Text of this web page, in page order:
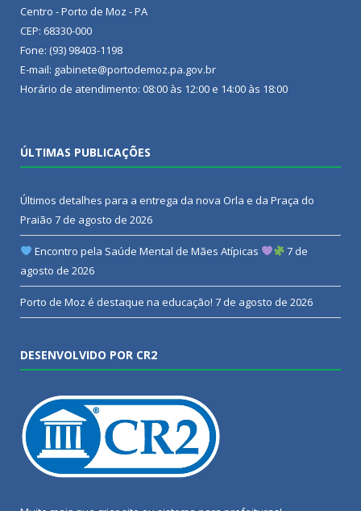
Centro - Porto de Moz - PA
CEP: 68330-000
Fone: (93) 98403-1198
E-mail: gabinete@portodemoz.pa.gov.br
Horário de atendimento: 08:00 às 12:00 e 14:00 às 18:00
ÚLTIMAS PUBLICAÇÕES
Últimos detalhes para a entrega da nova Orla e da Praça do
Praião 7 de agosto de 2026
Encontro pela Saúde Mental de Mães Atípicas
7 de
agosto de 2026
Porto de Moz é destaque na educação! 7 de agosto de 2026
DESENVOLVIDO POR CR2